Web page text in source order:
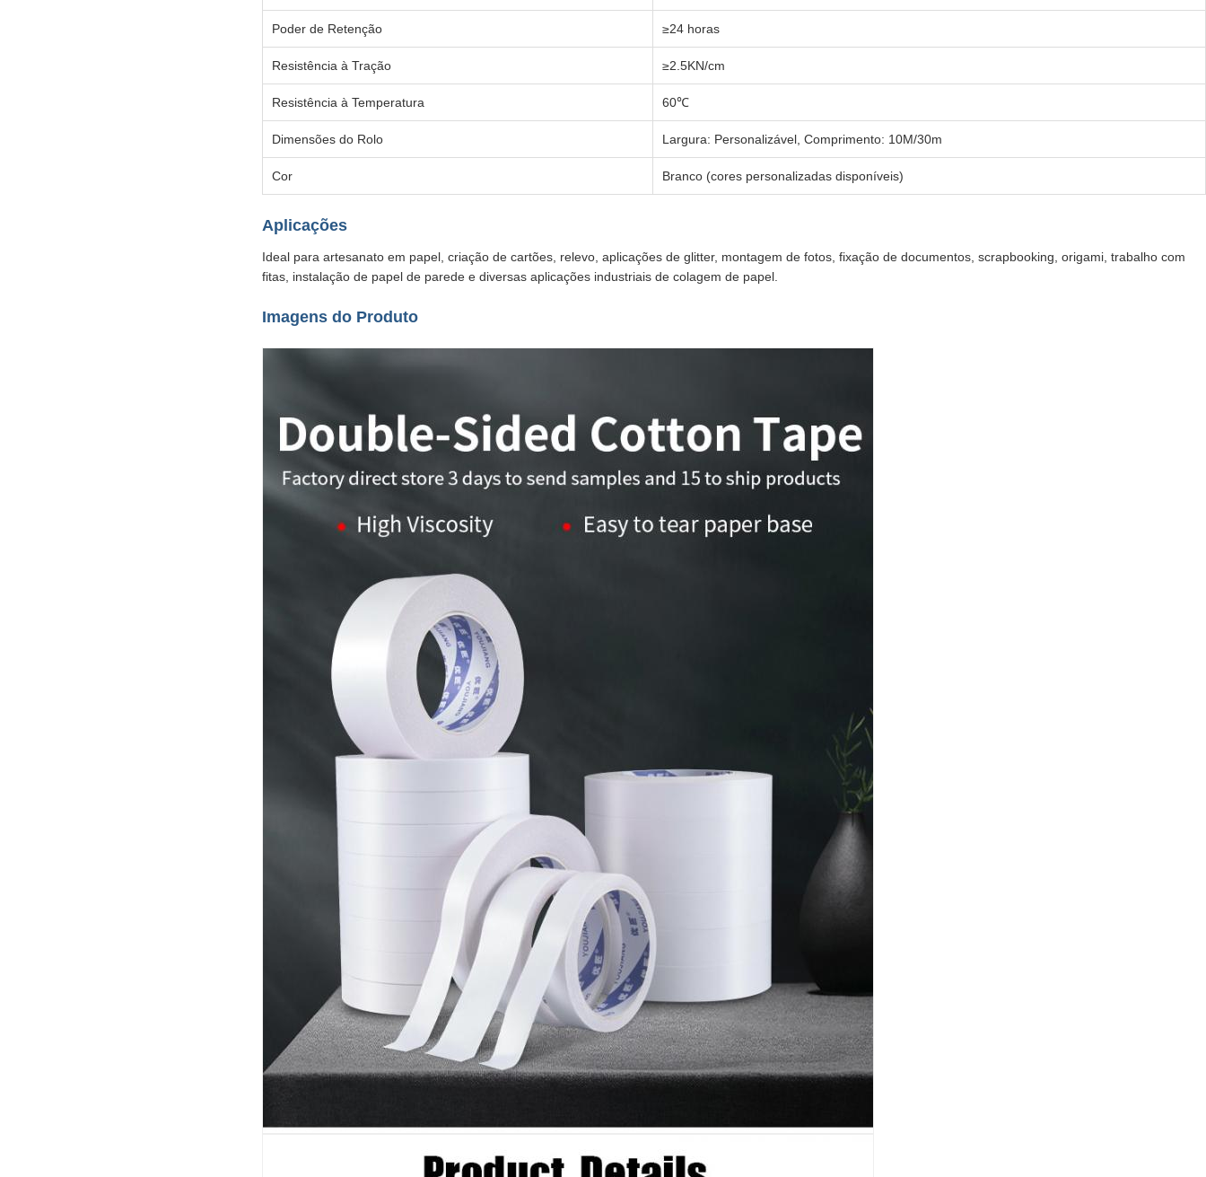
Poder de Retenção ≥24 horas
Resistência à Tração ≥2.5KN/cm
Resistência à Temperatura 60℃
Dimensões do Rolo Largura: Personalizável, Comprimento: 10M/30m
Cor Branco (cores personalizadas disponíveis)
Aplicações
Ideal para artesanato em papel, criação de cartões, relevo, aplicações de glitter, montagem de fotos, fixação de documentos, scrapbooking, origami, trabalho com
fitas, instalação de papel de parede e diversas aplicações industriais de colagem de papel.
Imagens do Produto